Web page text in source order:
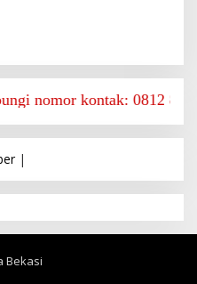
kontak: 0812 8825 9590
|